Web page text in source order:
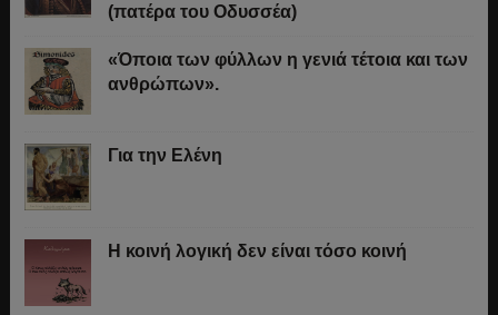
(πατέρα του Οδυσσέα)
«Όποια των φύλλων η γενιά τέτοια και των
ανθρώπων».
Για την Ελένη
Η κοινή λογική δεν είναι τόσο κοινή